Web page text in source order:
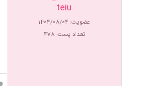
teiu
عضویت: 1404/08/04
تعداد پست: 478